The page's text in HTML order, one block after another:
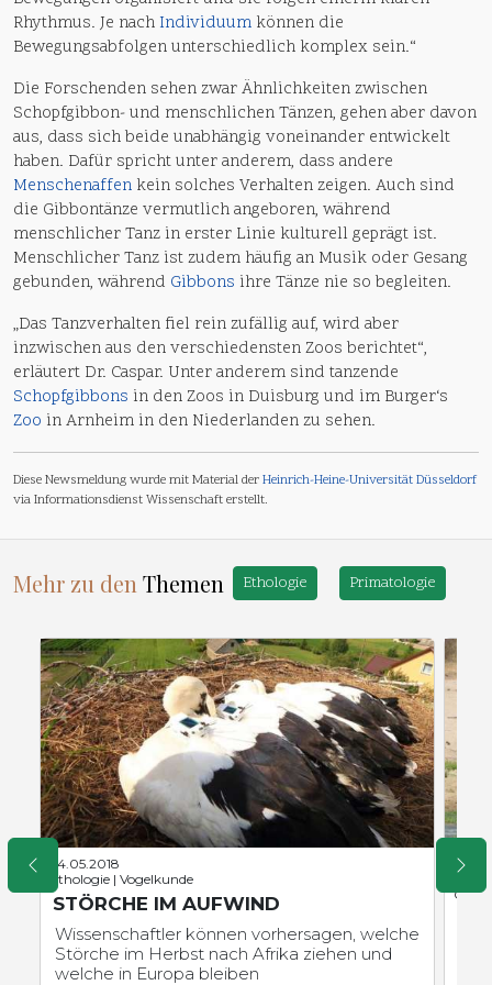
Rhythmus. Je nach Individuum können die
Bewegungsabfolgen unterschiedlich komplex sein.“
Die Forschenden sehen zwar Ähnlichkeiten zwischen
Schopfgibbon- und menschlichen Tänzen, gehen aber davon
aus, dass sich beide unabhängig voneinander entwickelt
haben. Dafür spricht unter anderem, dass andere
Menschenaffen kein solches Verhalten zeigen. Auch sind
die Gibbontänze vermutlich angeboren, während
menschlicher Tanz in erster Linie kulturell geprägt ist.
Menschlicher Tanz ist zudem häufig an Musik oder Gesang
gebunden, während Gibbons ihre Tänze nie so begleiten.
„Das Tanzverhalten fiel rein zufällig auf, wird aber
inzwischen aus den verschiedensten Zoos berichtet“,
erläutert Dr. Caspar. Unter anderem sind tanzende
Schopfgibbons in den Zoos in Duisburg und im Burger‘s
Zoo in Arnheim in den Niederlanden zu sehen.
Diese Newsmeldung wurde mit Material derHeinrich-Heine-Universität Düsseldorf
via Informationsdienst Wissenschaft erstellt.
Mehr zu den Themen Ethologie Primatologie
24.05.2018
Ethologie | Vogelkunde
STÖRCHE IM AUFWIND
Wissenschaftler können vorhersagen, welche
Störche im Herbst nach Afrika ziehen und
welche in Europa bleiben